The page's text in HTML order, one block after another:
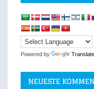
Powered by Translate
NEUESTE